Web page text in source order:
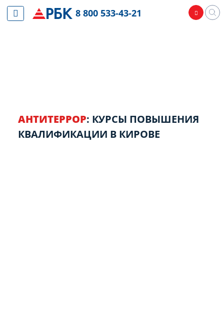
АНТИТЕРРОР: КУРСЫ ПОВЫШЕНИЯ
КВАЛИФИКАЦИИ В КИРОВЕ
8 800 533-43-21